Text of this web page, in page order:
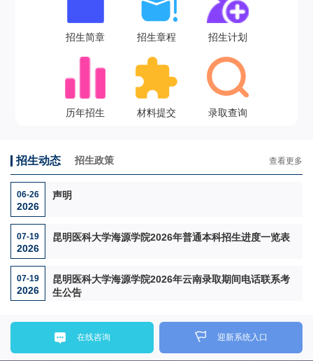
招生简章 招生章程 招生计划
历年招生 材料提交 录取查询
招生动态 招生政策 查看更多
06-26
2026
声明
07-19
2026
昆明医科大学海源学院2026年普通本科招生进度一览表
07-19
2026
昆明医科大学海源学院2026年云南录取期间电话联系考
生公告
在线咨询 迎新系统入口